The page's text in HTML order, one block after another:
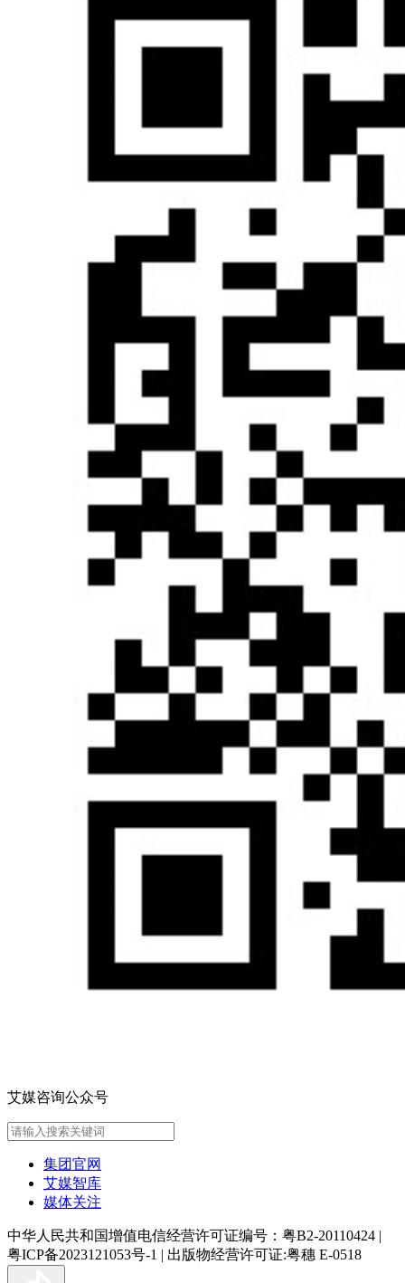
艾媒咨询公众号
集团官网
艾媒智库
媒体关注
中华人民共和国增值电信经营许可证编号：粤B2-20110424 |
粤ICP备2023121053号-1 | 出版物经营许可证:粤穗 E-0518